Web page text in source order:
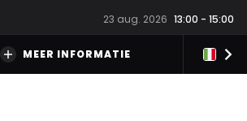
23 aug. 2026 13:00 - 15:00
MEER INFORMATIE